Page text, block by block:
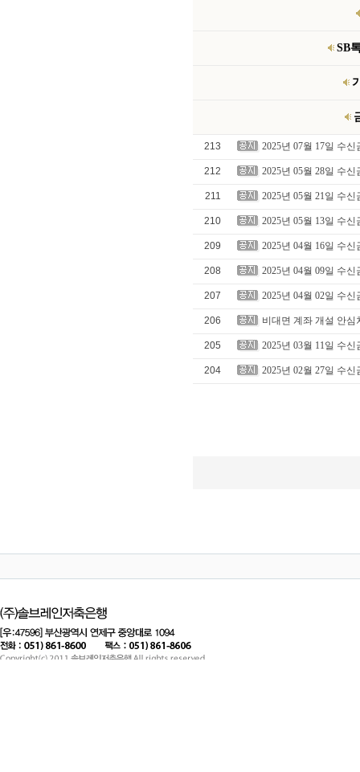
SB
213 2025년 07월 17일 수
212 2025년 05월 28일 수
211 2025년 05월 21일 수
210 2025년 05월 13일 수
209 2025년 04월 16일 수
208 2025년 04월 09일 수
207 2025년 04월 02일 수
206 비대면 계좌 개설 안심
205 2025년 03월 11일 수
204 2025년 02월 27일 수